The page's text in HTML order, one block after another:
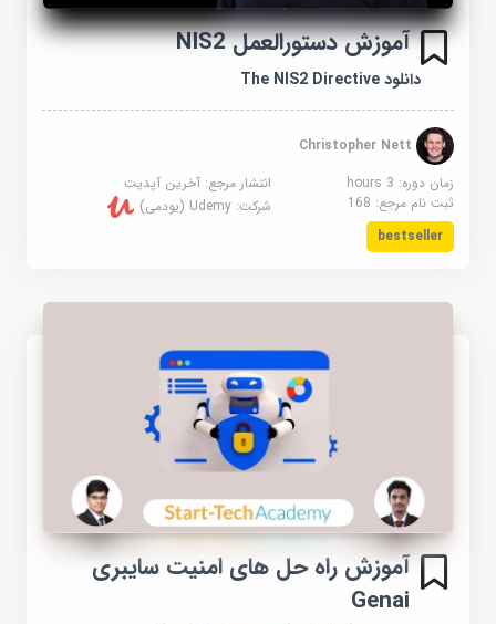
آموزش دستورالعمل NIS2
دانلود The NIS2 Directive
Christopher Nett
زمان دوره: 3 hours
انتشار مرجع:آخرین آپدیت
ثبت نام مرجع:168 شرکت:Udemy (یودمی)
bestseller
آموزش راه حل های امنیت سایبری
Genai